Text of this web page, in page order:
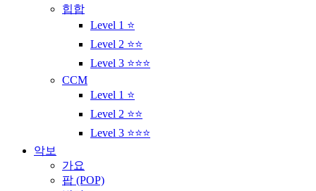
힙합
Level 1 ⭐
Level 2 ⭐⭐
Level 3 ⭐⭐⭐
CCM
Level 1 ⭐
Level 2 ⭐⭐
Level 3 ⭐⭐⭐
악보
가요
팝 (POP)